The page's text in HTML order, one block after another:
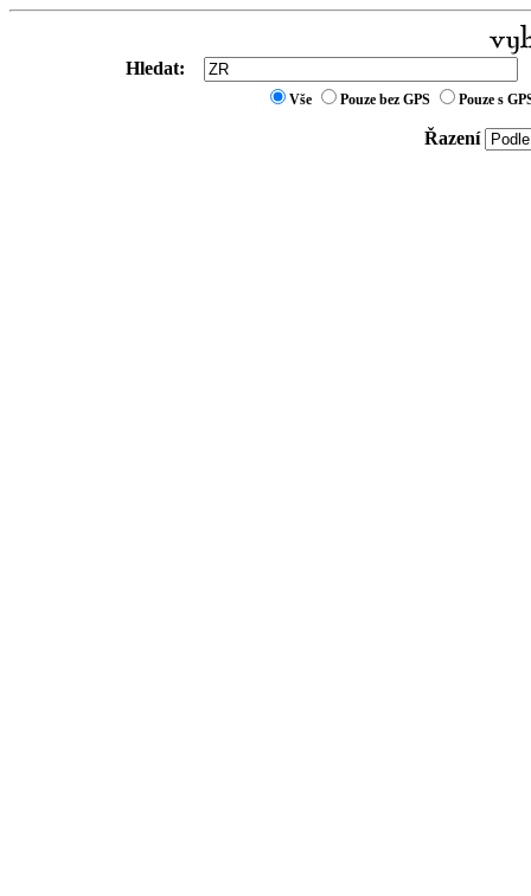
Hledat:
Vše Pouze bez GPS Pouze s
Řazení